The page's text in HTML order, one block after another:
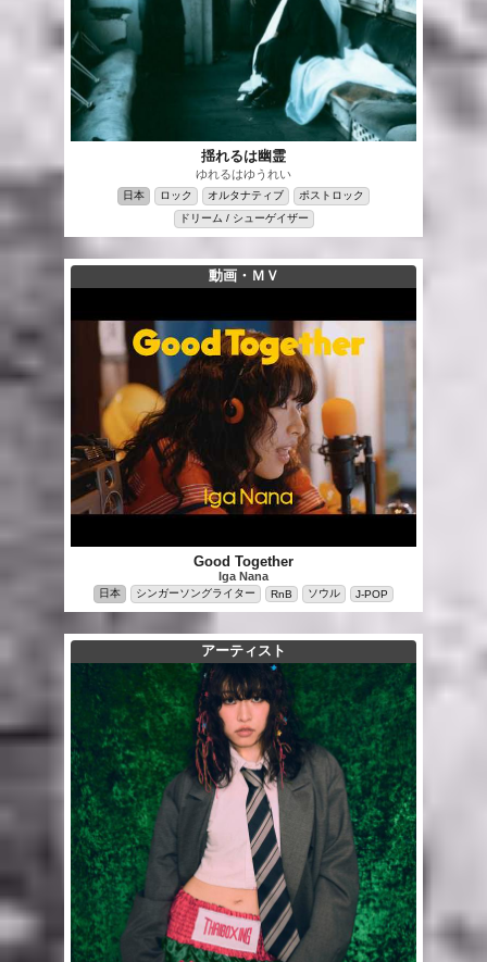
揺れるは幽霊
ゆれるはゆうれい
日本 ロック オルタナティブ
ポストロック
ドリーム / シューゲイザー
動画・ＭＶ
Good Together
Iga Nana
日本 シンガーソングライター RnB ソウル J-POP
アーティスト